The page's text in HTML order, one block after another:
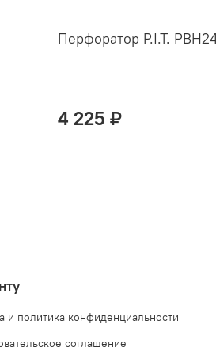
Перфоратор P.I.T.
4 225 ₽
и политика конфиденциальности
соглашение